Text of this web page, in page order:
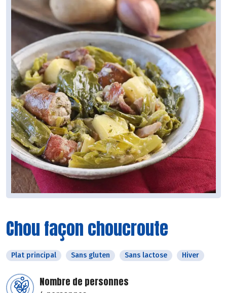
Chou façon choucroute
Plat principal Sans gluten Sans lactose Hiver
Nombre de personnes